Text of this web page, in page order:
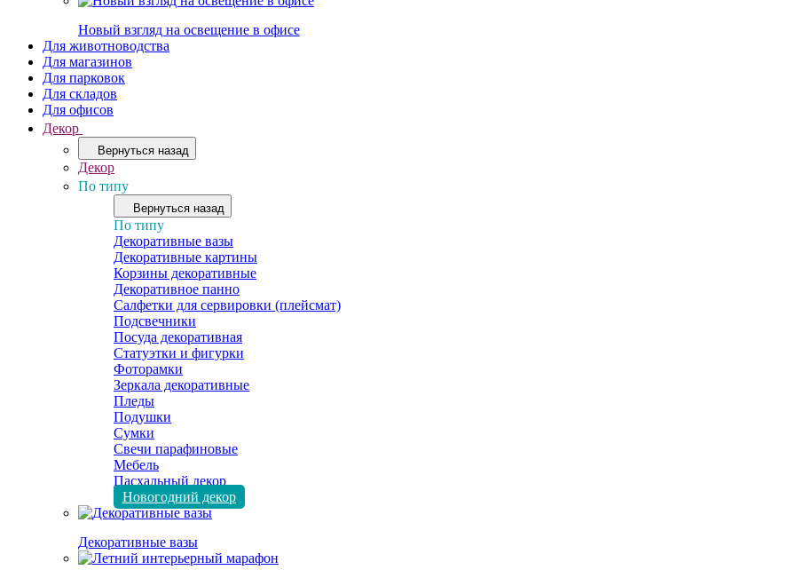
Новый взгляд на освещение в офисе
Для животноводства
Для магазинов
Для парковок
Для складов
Для офисов
Декор
Вернуться назад
Декор
По типу
Вернуться назад
По типу
Декоративные вазы
Декоративные картины
Корзины декоративные
Декоративное панно
Салфетки для сервировки (плейсмат)
Подсвечники
Посуда декоративная
Статуэтки и фигурки
Фоторамки
Зеркала декоративные
Пледы
Подушки
Сумки
Свечи парафиновые
Мебель
Пасхальный декор
Новогодний декор
Декоративные вазы